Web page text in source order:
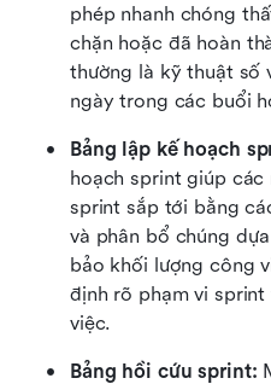
phép nhanh chóng
chặn hoặc đã hoàn
thường là kỹ thuật số
ngày trong các buổi
Bảng lập kế hoạch
hoạch sprint giúp
sprint sắp tới bằng
và phân bổ chúng
bảo khối lượng công
định rõ phạm vi
việc.
Bảng hồi cứu sprint: